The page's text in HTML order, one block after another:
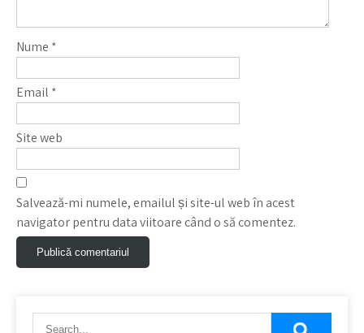
Nume *
Email *
Site web
Salvează-mi numele, emailul și site-ul web în acest
navigator pentru data viitoare când o să comentez.